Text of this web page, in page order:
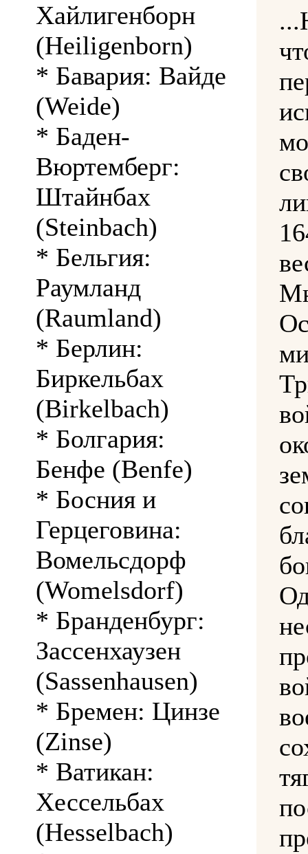
Хайлигенборн
(Heiligenborn)
* Бавария: Вайде
(Weide)
* Баден-
Вюртемберг:
Штайнбах
(Steinbach)
* Бельгия:
Раумланд
(Raumland)
* Берлин:
Биркельбах
(Birkelbach)
* Болгария:
Бенфе (Benfe)
* Босния и
Герцеговина:
Вомельсдорф
(Womelsdorf)
* Бранденбург:
Зассенхаузен
(Sassenhausen)
* Бремен: Цинзе
(Zinse)
* Ватикан:
Хессельбах
(Hesselbach)